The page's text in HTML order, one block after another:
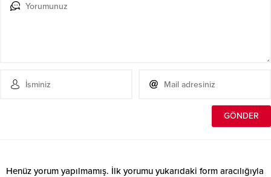
Henüz yorum yapılmamış. İlk yorumu yukarıdaki form aracılığıyla